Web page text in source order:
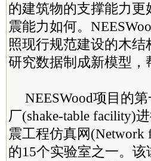
的建筑物的支撑能力
震能力如何。
照现行规范建设的木
研究数据制成新模型
NEESWood项目的
厂(shake-table facility)
震工程仿真网(Network
的15个实验室之一。